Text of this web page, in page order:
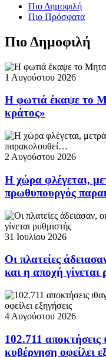
Πιο Δημοφιλή
Πιο Πρόσφατα
Πιο Δημοφιλή
1 Αυγούστου 2026
Η φωτιά έκαψε το
κράτος»
2 Αυγούστου 2026
Η χώρα φλέγεται,
πρωθυπουργός
31 Ιουλίου 2026
Οι πλατείες
και η αποχή γίνεται
4 Αυγούστου 2026
102.711
κυβέρνηση οφείλει